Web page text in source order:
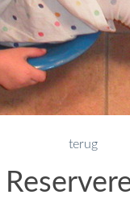
terug